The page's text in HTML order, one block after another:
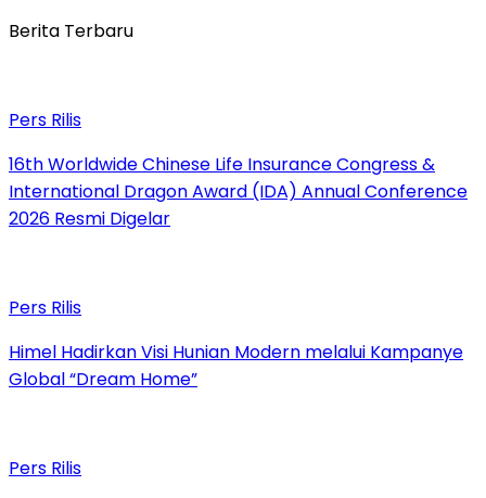
Berita Terbaru
Pers Rilis
16th Worldwide Chinese Life Insurance Congress &
International Dragon Award (IDA) Annual Conference
2026 Resmi Digelar
Pers Rilis
Himel Hadirkan Visi Hunian Modern melalui Kampanye
Global “Dream Home”
Pers Rilis